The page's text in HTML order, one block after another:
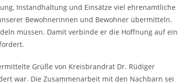
Instandhaltung und Einsätze viel ehrenamtliche
Bewohnerinnen und Bewohner übermitteln.
müssen. Damit verbinde er die Hoffnung auf ein
Grüße von Kreisbrandrat Dr. Rüdiger
war. Die Zusammenarbeit mit den Nachbarn sei